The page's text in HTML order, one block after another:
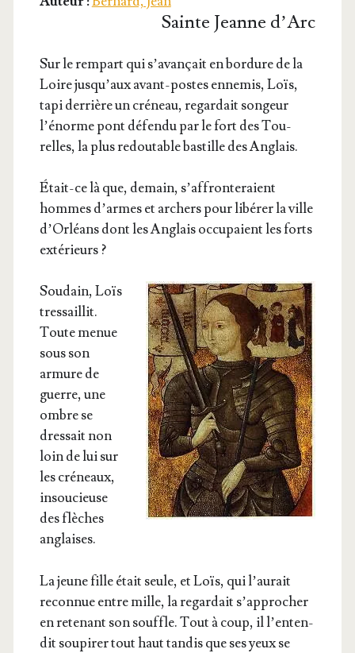
Sainte Jeanne d’Arc
Sur le rem­part qui s’a­van­çait en bor­dure de la
Loire jus­qu’aux avant-postes enne­mis, Loïs,
tapi der­rière un cré­neau, regar­dait son­geur
l’énorme pont défen­du par le fort des Tou­
relles, la plus redou­table bas­tille des Anglais.
Était-ce là que, demain, s’af­fron­te­raient
hommes d’armes et archers pour libé­rer la ville
d’Or­léans dont les Anglais occu­paient les forts
extérieurs ?
Sou­dain, Loïs
tres­saillit.
Toute menue
sous son
armure de
guerre, une
ombre se
dres­sait non
loin de lui sur
les cré­neaux,
insou­cieuse
des flèches
anglaises.
La jeune fille était seule, et Loïs, qui l’au­rait
recon­nue entre mille, la regar­dait s’ap­pro­cher
en rete­nant son souffle. Tout à coup, il l’en­ten­
dit sou­pi­rer tout haut tan­dis que ses yeux se